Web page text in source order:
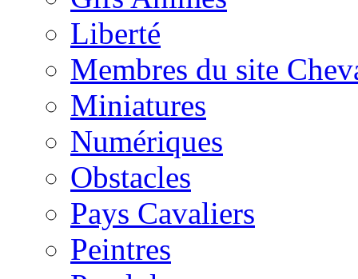
Liberté
Membres du site
Miniatures
Numériques
Obstacles
Pays Cavaliers
Peintres